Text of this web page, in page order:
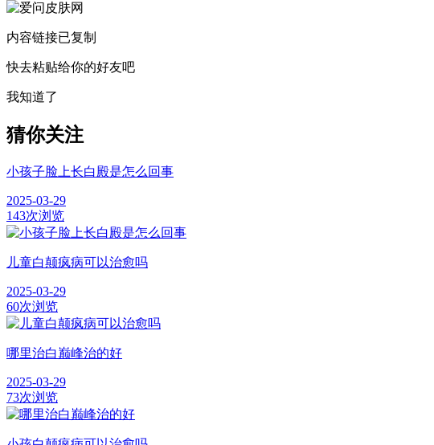
内容链接已复制
快去粘贴给你的好友吧
我知道了
猜你关注
小孩子脸上长白殿是怎么回事
2025-03-29
143次浏览
儿童白颠疯病可以治愈吗
2025-03-29
60次浏览
哪里治白巅峰治的好
2025-03-29
73次浏览